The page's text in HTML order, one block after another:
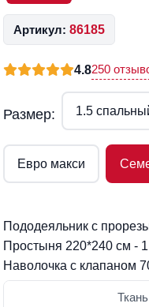
Артикул: 86185
4.8250
Размер: 1.5
Евро макси
Пододеяльник с
Простыня 220*240 см -
Наволочка с клапаном
Ткань